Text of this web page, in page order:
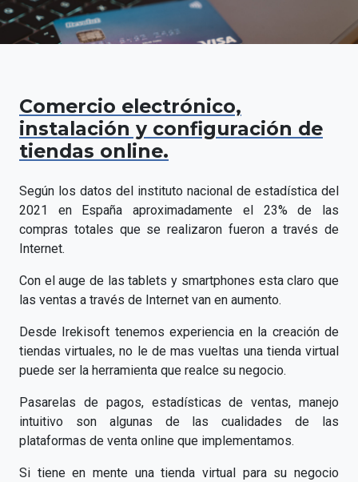
Comercio electrónico,
instalación y configuración de
tiendas online.
Según los datos del instituto nacional de estadística del
2021 en España aproximadamente el 23% de las
compras totales que se realizaron fueron a través de
Internet.
Con el auge de las tablets y smartphones esta claro que
las ventas a través de Internet van en aumento.
Desde Irekisoft tenemos experiencia en la creación de
tiendas virtuales, no le de mas vueltas una tienda virtual
puede ser la herramienta que realce su negocio.
Pasarelas de pagos, estadísticas de ventas, manejo
intuitivo son algunas de las cualidades de las
plataformas de venta online que implementamos.
Si tiene en mente una tienda virtual para su negocio